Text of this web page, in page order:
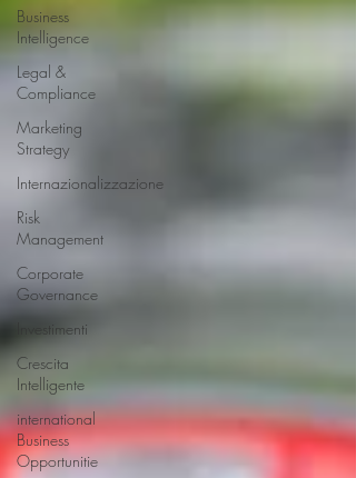
Business
Intelligence
Legal &
Compliance
Marketing
Strategy
Internazionalizzazione
Risk
Management
Corporate
Governance
Investimenti
Crescita
Intelligente
international
Business
Opportunitie